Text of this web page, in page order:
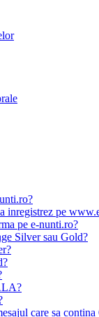
inregistrez pe
pe e-nunti.ro?
Silver sau Gold?
care sa